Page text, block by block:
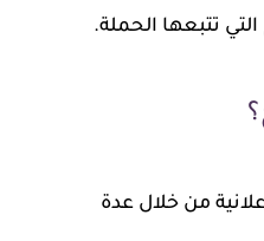
تتبعها الحملة.
من خلال عدة